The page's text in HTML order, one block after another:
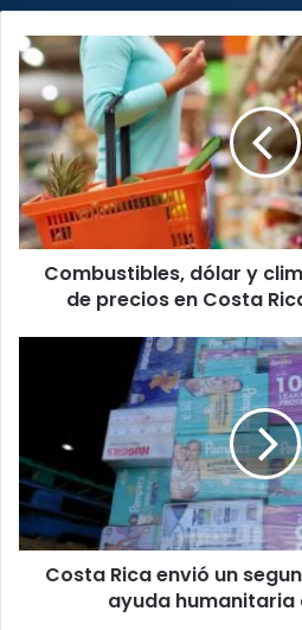
Combustibles,
dólar
y
clima
anticipan
un
alza
de
precios
Combustibles, dólar y
de precios en Costa
segundo
cargamento
de
ayuda
humanitaria
Costa Rica envió un
ayuda humanitaria